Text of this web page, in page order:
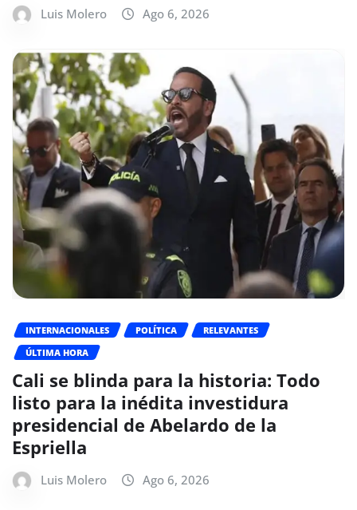
Luis Molero Ago 6, 2026
INTERNACIONALES POLÍTICA
RELEVANTES
ÚLTIMA HORA
Cali se blinda para la historia: Todo
listo para la inédita investidura
presidencial de Abelardo de la
Espriella
Luis Molero Ago 6, 2026